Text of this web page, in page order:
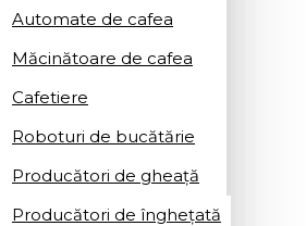
Automate de cafea
Măcinătoare de cafea
Cafetiere
Roboturi de bucătărie
Producători de gheață
Producători de înghețată